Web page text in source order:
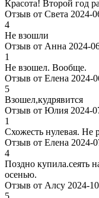
Красота! Второй год
Отзыв от Света 2024-
4
Не взошли
Отзыв от Анна 2024-
1
Не взошел. Вообще.
Отзыв от Елена 2024-
5
Взошел,кудрявится
Отзыв от Юлия 2024-
1
Схожесть нулевая. Не
Отзыв от Елена 2024-
4
Поздно купила.сеять
осенью.
Отзыв от Алсу 2024-